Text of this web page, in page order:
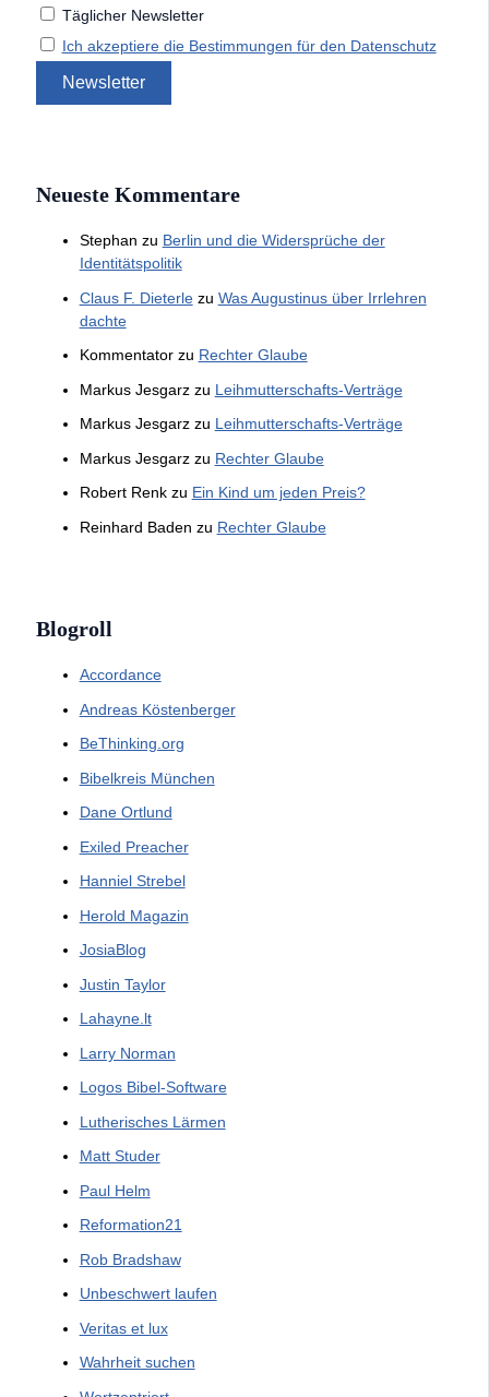
Täglicher Newsletter
Ich akzeptiere die Bestimmungen für den Datenschutz
Neueste Kommentare
Stephan zu Berlin und die Widersprüche der
Identitätspolitik
Claus F. Dieterlezu Was Augustinus über Irrlehren
dachte
Kommentatorzu Rechter Glaube
Markus Jesgarzzu Leihmutterschafts-Verträge
Markus Jesgarzzu Leihmutterschafts-Verträge
Markus Jesgarzzu Rechter Glaube
Robert Renkzu Ein Kind um jeden Preis?
Reinhard Baden zu Rechter Glaube
Blogroll
Accordance
Andreas Köstenberger
BeThinking.org
Bibelkreis München
Dane Ortlund
Exiled Preacher
Hanniel Strebel
Herold Magazin
JosiaBlog
Justin Taylor
Lahayne.lt
Larry Norman
Logos Bibel-Software
Lutherisches Lärmen
Matt Studer
Paul Helm
Reformation21
Rob Bradshaw
Unbeschwert laufen
Veritas et lux
Wahrheit suchen